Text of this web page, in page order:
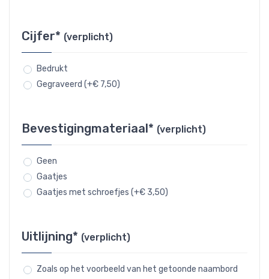
Cijfer* (verplicht)
Bedrukt
Gegraveerd (+€ 7,50)
Bevestigingmateriaal* (verplicht)
Geen
Gaatjes
Gaatjes met schroefjes (+€ 3,50)
Uitlijning* (verplicht)
Zoals op het voorbeeld van het getoonde naambord